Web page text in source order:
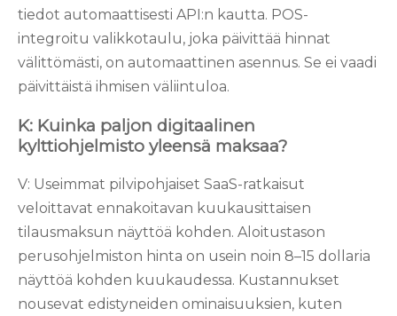
tiedot automaattisesti API:n kautta. POS-
integroitu valikkotaulu, joka päivittää hinnat
välittömästi, on automaattinen asennus. Se ei vaadi
päivittäistä ihmisen väliintuloa.
K: Kuinka paljon digitaalinen
kylttiohjelmisto yleensä maksaa?
V: Useimmat pilvipohjaiset SaaS-ratkaisut
veloittavat ennakoitavan kuukausittaisen
tilausmaksun näyttöä kohden. Aloitustason
perusohjelmiston hinta on usein noin 8–15 dollaria
näyttöä kohden kuukaudessa. Kustannukset
nousevat edistyneiden ominaisuuksien, kuten